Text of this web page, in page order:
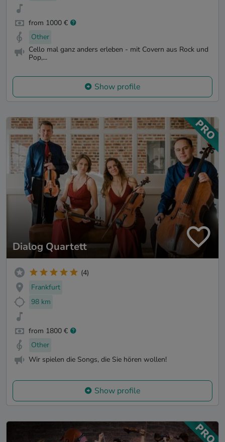
from 1000 €
Other
Cello mal ganz anders erleben - mit Covern aus Rock und
Pop,...
Show profile
Dialog Quartett
(4)
Frankfurt
98 km
from 1800 €
Other
Wir spielen die Songs, die Sie hören wollen!
Show profile